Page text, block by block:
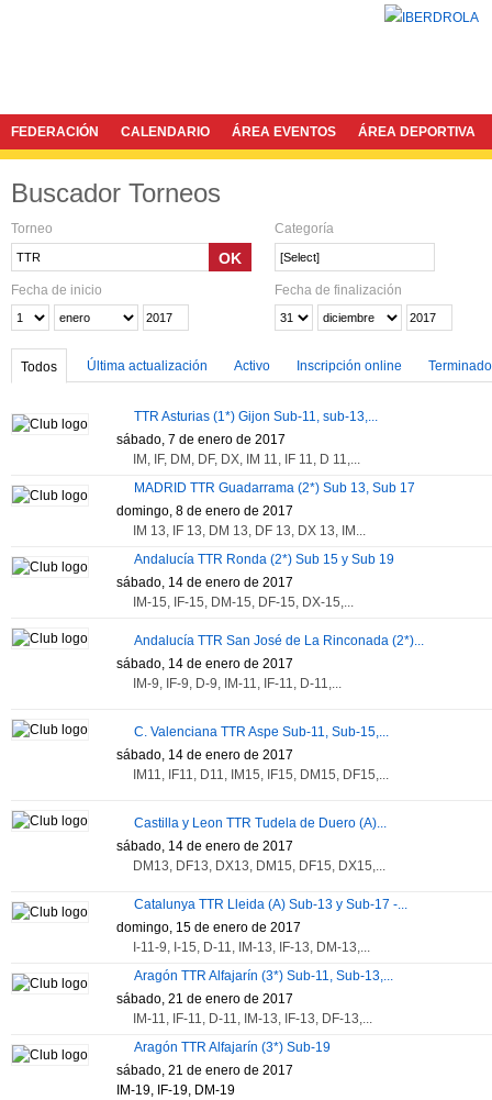
FEDERACIÓN CALENDARIO ÁREA EVENTOS ÁREA DEPORTIVA
Buscador Torneos
Torneo
OK
Categoría
[Select]
Fecha de inicio Fecha de finalización
Enlace
Todos Última actualización Activo Inscripción online Terminado
TTR Asturias (1*) Gijon Sub-11, sub-13,...
sábado, 7 de enero de 2017
IM, IF, DM, DF, DX, IM 11, IF 11, D 11,...
MADRID TTR Guadarrama (2*) Sub 13, Sub 17
domingo, 8 de enero de 2017
IM 13, IF 13, DM 13, DF 13, DX 13, IM...
Andalucía TTR Ronda (2*) Sub 15 y Sub 19
sábado, 14 de enero de 2017
IM-15, IF-15, DM-15, DF-15, DX-15,...
Andalucía TTR San José de La Rinconada (2*)...
sábado, 14 de enero de 2017
IM-9, IF-9, D-9, IM-11, IF-11, D-11,...
C. Valenciana TTR Aspe Sub-11, Sub-15,...
sábado, 14 de enero de 2017
IM11, IF11, D11, IM15, IF15, DM15, DF15,...
Castilla y Leon TTR Tudela de Duero (A)...
sábado, 14 de enero de 2017
DM13, DF13, DX13, DM15, DF15, DX15,...
Catalunya TTR Lleida (A) Sub-13 y Sub-17 -...
domingo, 15 de enero de 2017
I-11-9, I-15, D-11, IM-13, IF-13, DM-13,...
Aragón TTR Alfajarín (3*) Sub-11, Sub-13,...
sábado, 21 de enero de 2017
IM-11, IF-11, D-11, IM-13, IF-13, DF-13,...
Aragón TTR Alfajarín (3*) Sub-19
sábado, 21 de enero de 2017
IM-19, IF-19, DM-19